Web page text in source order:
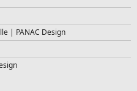
| PANAC Design